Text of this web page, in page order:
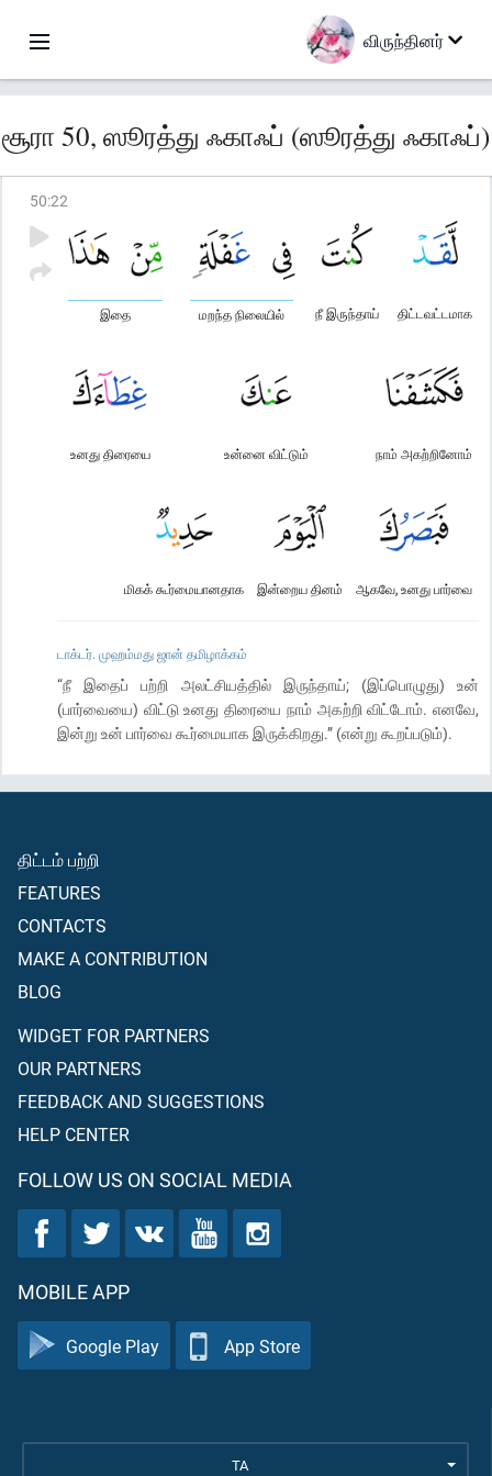
விருந்தினர்
சூரா 50, ஸூரத்து ஃகாஃப் (ஸூரத்து ஃகாஃப்)
50:22
திட்டவட்டமாக
நீ இருந்தாய்
மறந்த நிலையில்
இதை
நாம் அகற்றினோம்
உன்னை விட்டும்
உனது திரையை
ஆகவே, உனது பார்வை
இன்றைய தினம்
மிகக் கூர்மையானதாக
டாக்டர். முஹம்மது ஜான் தமிழாக்கம்
“நீ இதைப் பற்றி அலட்சியத்தில் இருந்தாய்; (இப்பொழுது) உன்
(பார்வையை) விட்டு உனது திரையை நாம் அகற்றி விட்டோம். எனவே,
இன்று உன் பார்வை கூர்மையாக இருக்கிறது.” (என்று கூறப்படும்).
திட்டம் பற்றி
FEATURES
CONTACTS
MAKE A CONTRIBUTION
BLOG
WIDGET FOR PARTNERS
OUR PARTNERS
FEEDBACK AND SUGGESTIONS
HELP CENTER
FOLLOW US ON SOCIAL MEDIA
MOBILE APP
Google Play App Store
TA